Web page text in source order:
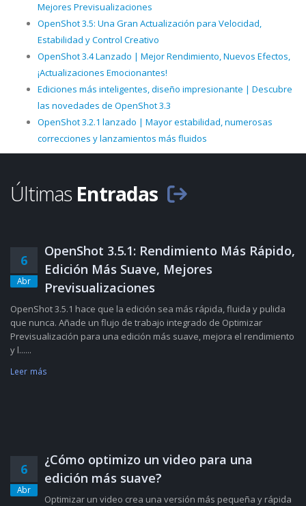
Mejores Previsualizaciones
OpenShot 3.5: Una Gran Actualización para Velocidad,
Estabilidad y Control Creativo
OpenShot 3.4 Lanzado | Mejor Rendimiento, Nuevos Efectos,
¡Actualizaciones Emocionantes!
Ediciones más inteligentes, diseño impresionante | Descubre
las novedades de OpenShot 3.3
OpenShot 3.2.1 lanzado | Mayor estabilidad, numerosas
correcciones y lanzamientos más fluidos
Últimas Entradas
6
Abr
OpenShot 3.5.1: Rendimiento Más Rápido,
Edición Más Suave, Mejores
Previsualizaciones
OpenShot 3.5.1 hace que la edición sea más rápida, fluida y pulida
que nunca. Añade un flujo de trabajo integrado de Optimizar
Previsualización para una edición más suave, mejora el rendimiento
y l......
Leer más
6
Abr
¿Cómo optimizo un video para una
edición más suave?
Optimizar un video crea una versión más pequeña y rápida